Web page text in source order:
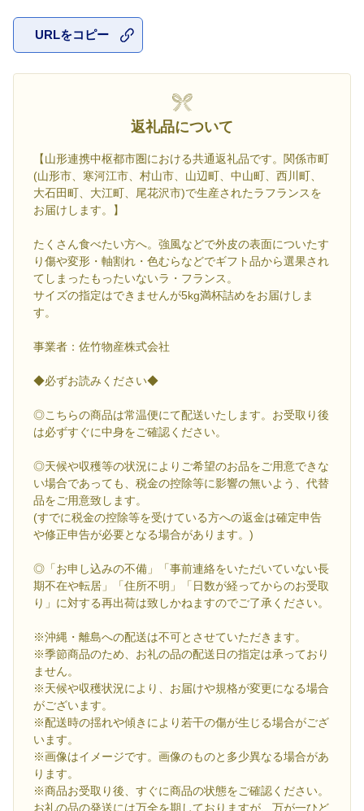
URLをコピー
返礼品について
【山形連携中枢都市圏における共通返礼品です。関係市町
(山形市、寒河江市、村山市、山辺町、中山町、西川町、
大石田町、大江町、尾花沢市)で生産されたラフランスを
お届けします。】
たくさん食べたい方へ。強風などで外皮の表面についたす
り傷や変形・軸割れ・色むらなどでギフト品から選果され
てしまったもったいないラ・フランス。
サイズの指定はできませんが5kg満杯詰めをお届けしま
す。
事業者：佐竹物産株式会社
◆必ずお読みください◆
◎こちらの商品は常温便にて配送いたします。お受取り後
は必ずすぐに中身をご確認ください。
◎天候や収穫等の状況によりご希望のお品をご用意できな
い場合であっても、税金の控除等に影響の無いよう、代替
品をご用意致します。
(すでに税金の控除等を受けている方への返金は確定申告
や修正申告が必要となる場合があります。)
◎「お申し込みの不備」「事前連絡をいただいていない長
期不在や転居」「住所不明」「日数が経ってからのお受取
り」に対する再出荷は致しかねますのでご了承ください。
※沖縄・離島への配送は不可とさせていただきます。
※季節商品のため、お礼の品の配送日の指定は承っており
ません。
※天候や収穫状況により、お届けや規格が変更になる場合
がございます。
※配送時の揺れや傾きにより若干の傷が生じる場合がござ
います。
※画像はイメージです。画像のものと多少異なる場合があ
ります。
※商品お受取り後、すぐに商品の状態をご確認ください。
お礼の品の発送には万全を期しておりますが、万が一ひど